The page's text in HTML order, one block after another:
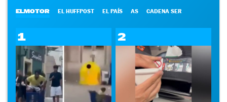
ELMOTOR EL HUFFPOST EL PAÍS AS CADENA SER
1 2